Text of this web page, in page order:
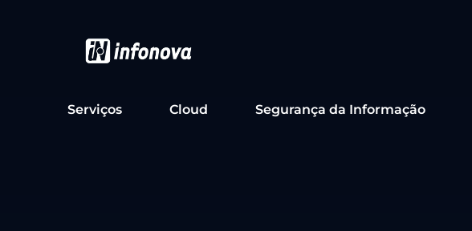
Serviços Cloud Segurança da Informação